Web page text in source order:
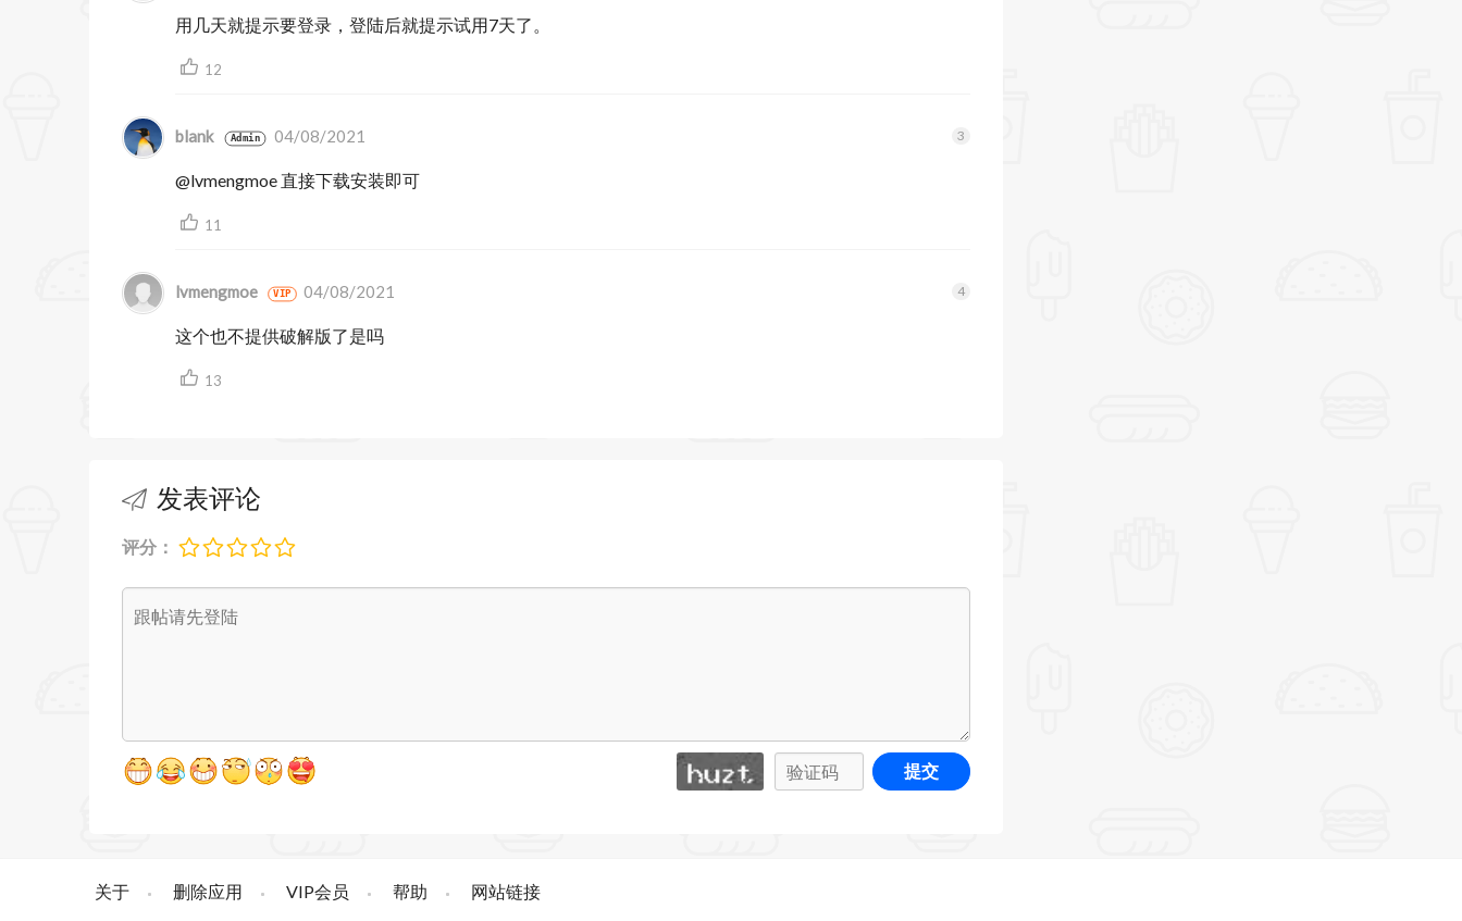
・填写不包含交互域的简单表单。可以在表单上的任何位置手动添加文本和其他符号
全能无限PDF转Office转换器，订阅即可解锁
・轻松本地离线转换PDF文档，将PDF导出为Microsoft Word（.docx）、Excel（.xlsx）、
PowerPoint（.pptx）、RTF、HTML、Text、
Image（JPEG/JPG//PNG/GIF/TIFF/TGA/BMP/JP2）、CSV等文档格式。转换格式以后会尽量
・将MS Office文件、iWorks、网页、图片等转档为PDFs
・新建空白文件或将剪切板中的内容转换为PDF文件
管理或重组PDF页面
・插入 - 将另一个文件（整个文件或特定页面范围）插入到现有文件，保存为新文件
・旋转、删除、替换、裁剪PDF页面
编辑PDF
・水印 - 添加文字水印或者图片水印，确保您的文档安全和专业。可根据需要编辑水印内容
・Bates贝茨码 - 从您的法律文件中识别和检索信息。添加唯一的前缀或后缀，可以是数字，案例
・Flatten副本 - 创建Flatten副本，以使内容保持静态
用几天就提示要登录，登陆后就提示试用7天了。
12
blank Admin 04/08/2021
@lvmengmoe 直接下载安装即可
11
lvmengmoe VIP 04/08/2021
这个也不提供破解版了是吗
13
发表评论
评分：
提交
关于 删除应用 VIP会员 帮助 网站链接